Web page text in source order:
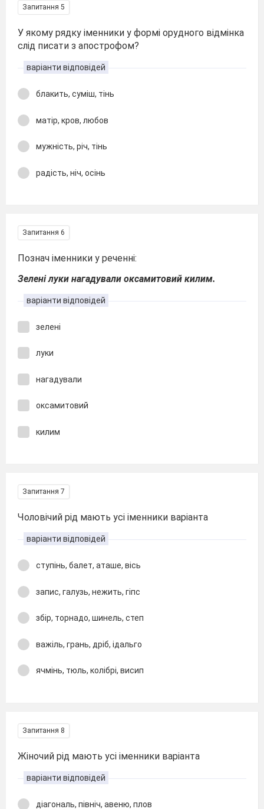
Запитання 5
У якому рядку іменники у формі орудного відмінка
слід писати з апострофом?
варіанти відповідей
блакить, суміш, тінь
матір, кров, любов
мужність, річ, тінь
радість, ніч, осінь
Запитання 6
Познач іменники у реченні:
Зелені луки нагадували оксамитовий килим.
варіанти відповідей
зелені
луки
нагадували
оксамитовий
килим
Запитання 7
Чоловічий рід мають усі іменники варіанта
варіанти відповідей
ступінь, балет, аташе, вісь
запис, галузь, нежить, гіпс
збір, торнадо, шинель, степ
важіль, грань, дріб, ідальго
ячмінь, тюль, колібрі, висип
Запитання 8
Жіночий рід мають усі іменники варіанта
варіанти відповідей
діагональ, північ, авеню, плов